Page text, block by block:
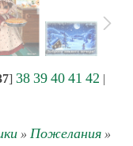
] 38 39 40 41 42 |
» Пожелания »